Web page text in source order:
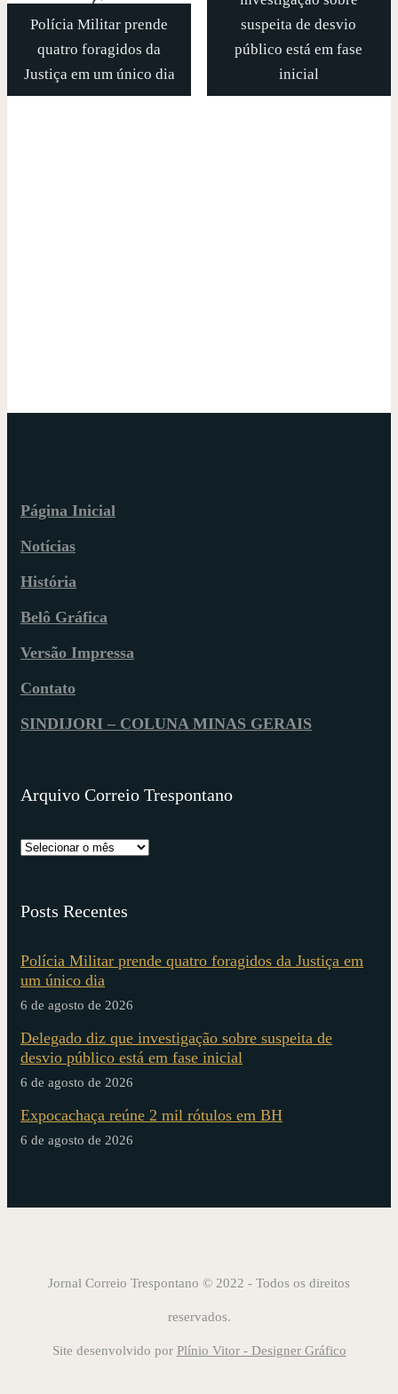
Polícia Militar prende
quatro foragidos da
Justiça em um único dia
suspeita de desvio
público está em fase
inicial
Página Inicial
Notícias
História
Belô Gráfica
Versão Impressa
Contato
SINDIJORI – COLUNA MINAS GERAIS
Arquivo Correio Trespontano
Posts Recentes
Polícia Militar prende quatro foragidos da Justiça em
um único dia
6 de agosto de 2026
Delegado diz que investigação sobre suspeita de
desvio público está em fase inicial
6 de agosto de 2026
Expocachaça reúne 2 mil rótulos em BH
6 de agosto de 2026
Jornal Correio Trespontano © 2022 - Todos os direitos
reservados.
Site desenvolvido por Plínio Vitor - Designer Gráfico